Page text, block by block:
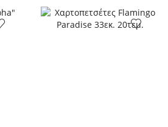
Flamingo
Paradise